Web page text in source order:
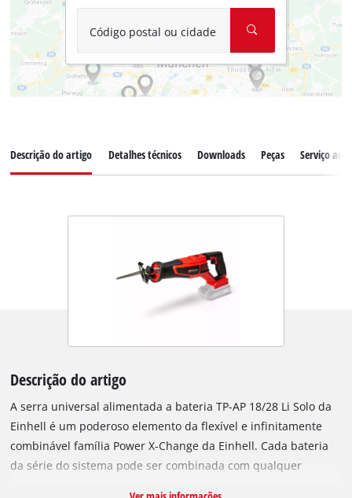
Código postal ou cidade
Descrição do artigo Detalhes técnicos Downloads Peças Serviço ao
Descrição do artigo
A serra universal alimentada a bateria TP-AP 18/28 Li Solo da
Einhell é um poderoso elemento da flexível e infinitamente
combinável família Power X-Change da Einhell. Cada bateria
da série do sistema pode ser combinada com qualquer